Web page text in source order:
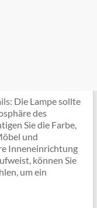
Die Lampe sollte
des
Sie die Farbe,
und
Inneneinrichtung
können Sie
um ein